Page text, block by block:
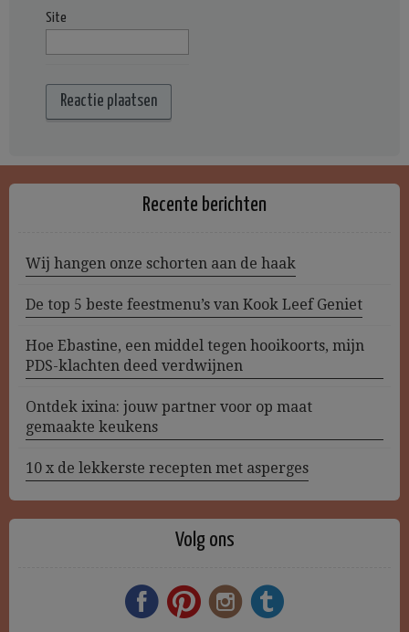
Site
Recente berichten
Wij hangen onze schorten aan de haak
De top 5 beste feestmenu’s van Kook Leef Geniet
Hoe Ebastine, een middel tegen hooikoorts, mijn
PDS-klachten deed verdwijnen
Ontdek ixina: jouw partner voor op maat
gemaakte keukens
10 x de lekkerste recepten met asperges
Volg ons